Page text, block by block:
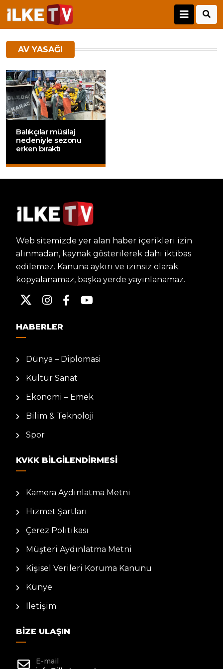
AV YASAĞI
Balıkçılar müsilaj
nedeniyle sezonu
erken bıraktı
Web sitemizde yer alan haber içerikleri izin
alınmadan, kaynak gösterilerek dahi iktibas
edilemez. Kanuna aykırı ve izinsiz olarak
kopyalanamaz, başka yerde yayınlanamaz.
HABERLER
Dünya – Diplomasi
Kültür Sanat
Ekonomi – Emek
Bilim & Teknoloji
Spor
KVKK BILGILENDIRMESI
Kamera Aydınlatma Metni
Hizmet Şartları
Çerez Politikası
Müşteri Aydınlatma Metni
Kişisel Verileri Koruma Kanunu
Künye
İletişim
BIZE ULAŞIN
E-mail